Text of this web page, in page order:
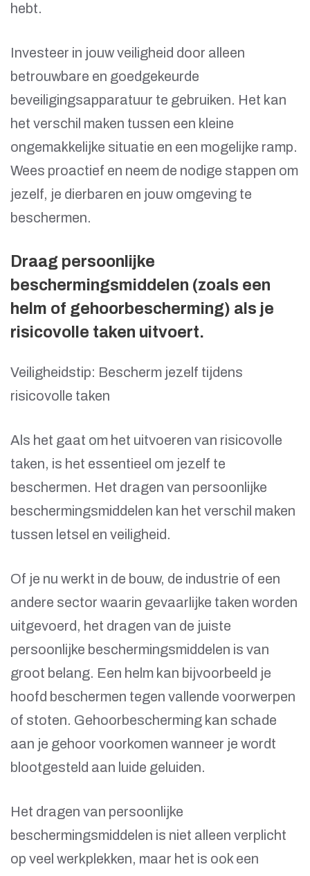
hebt.
Investeer in jouw veiligheid door alleen
betrouwbare en goedgekeurde
beveiligingsapparatuur te gebruiken. Het kan
het verschil maken tussen een kleine
ongemakkelijke situatie en een mogelijke ramp.
Wees proactief en neem de nodige stappen om
jezelf, je dierbaren en jouw omgeving te
beschermen.
Draag persoonlijke
beschermingsmiddelen (zoals een
helm of gehoorbescherming) als je
risicovolle taken uitvoert.
Veiligheidstip: Bescherm jezelf tijdens
risicovolle taken
Als het gaat om het uitvoeren van risicovolle
taken, is het essentieel om jezelf te
beschermen. Het dragen van persoonlijke
beschermingsmiddelen kan het verschil maken
tussen letsel en veiligheid.
Of je nu werkt in de bouw, de industrie of een
andere sector waarin gevaarlijke taken worden
uitgevoerd, het dragen van de juiste
persoonlijke beschermingsmiddelen is van
groot belang. Een helm kan bijvoorbeeld je
hoofd beschermen tegen vallende voorwerpen
of stoten. Gehoorbescherming kan schade
aan je gehoor voorkomen wanneer je wordt
blootgesteld aan luide geluiden.
Het dragen van persoonlijke
beschermingsmiddelen is niet alleen verplicht
op veel werkplekken, maar het is ook een